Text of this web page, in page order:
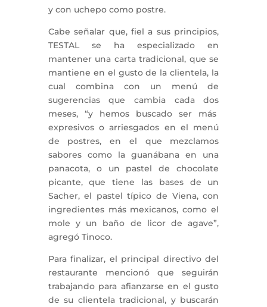
y con uchepo como postre.
Cabe señalar que, fiel a sus principios,
TESTAL se ha especializado en
mantener una carta tradicional, que se
mantiene en el gusto de la clientela, la
cual combina con un menú de
sugerencias que cambia cada dos
meses, “y hemos buscado ser más
expresivos o arriesgados en el menú
de postres, en el que mezclamos
sabores como la guanábana en una
panacota, o un pastel de chocolate
picante, que tiene las bases de un
Sacher, el pastel típico de Viena, con
ingredientes más mexicanos, como el
mole y un baño de licor de agave”,
agregó Tinoco.
Para finalizar, el principal directivo del
restaurante mencionó que seguirán
trabajando para afianzarse en el gusto
de su clientela tradicional, y buscarán